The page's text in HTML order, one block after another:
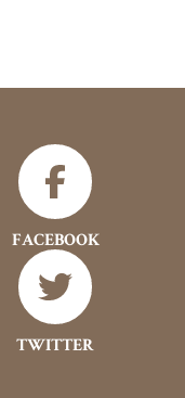
FACEBOOK
TWITTER